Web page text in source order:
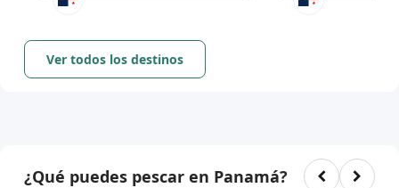
Ver todos los destinos
¿Qué puedes pescar en Panamá?